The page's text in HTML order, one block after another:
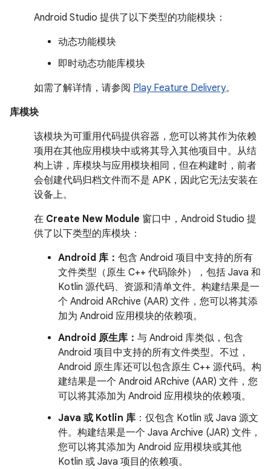
Android Studio 提供了以下类型的功能模块：
动态功能模块
即时动态功能库模块
如需了解详情，请参阅 Play Feature Delivery。
库模块
该模块为可重用代码提供容器，您可以将其作为依赖
项用在其他应用模块中或将其导入其他项目中。从结
构上讲，库模块与应用模块相同，但在构建时，前者
会创建代码归档文件而不是 APK，因此它无法安装在
设备上。
在 Create New Module 窗口中，Android Studio 提
供了以下类型的库模块：
Android 库： 包含 Android 项目中支持的所有
文件类型（原生 C++ 代码除外），包括 Java 和
Kotlin 源代码、资源和清单文件。构建结果是一
个 Android ARchive (AAR) 文件，您可以将其添
加为 Android 应用模块的依赖项。
Android 原生库： 与 Android 库类似，包含
Android 项目中支持的所有文件类型。不过，
Android 原生库还可以包含原生 C++ 源代码。构
建结果是一个 Android ARchive (AAR) 文件，您
可以将其添加为 Android 应用模块的依赖项。
Java 或 Kotlin 库 ：仅包含 Kotlin 或 Java 源文
件。构建结果是一个 Java Archive (JAR) 文件，
您可以将其添加为 Android 应用模块或其他
Kotlin 或 Java 项目的依赖项。